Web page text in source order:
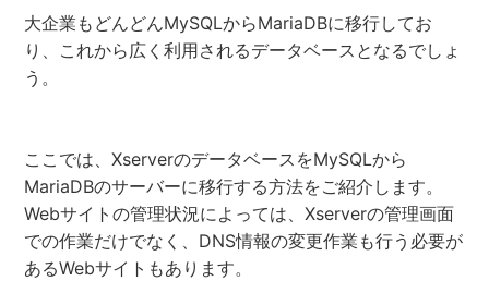
大企業もどんどんMySQLからMariaDBに移行してお
り、これから広く利用されるデータベースとなるでしょ
う。
ここでは、XserverのデータベースをMySQLから
MariaDBのサーバーに移行する方法をご紹介します。
Webサイトの管理状況によっては、Xserverの管理画面
での作業だけでなく、DNS情報の変更作業も行う必要が
あるWebサイトもあります。